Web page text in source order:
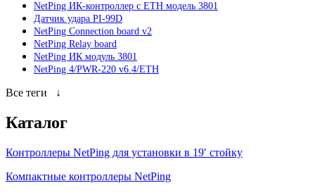
NetPing ИК-контроллер с ETH модель 3801
Датчик удара PI-99D
NetPing Connection board v2
NetPing Relay board
NetPing ИК модуль 3801
NetPing 4/PWR-220 v6.4/ETH
Все теги ↓
Каталог
Контроллеры NetPing для установки в 19′ стойку
Компактные контроллеры NetPing